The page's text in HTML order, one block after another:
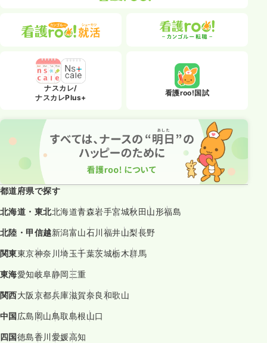
ナスカレ/
ナスカレPlus+
看護roo!国試
都道府県で探す
北海道・東北北海道青森岩手宮城秋田山形福島
北陸・甲信越新潟富山石川福井山梨長野
関東東京神奈川埼玉千葉茨城栃木群馬
東海愛知岐阜静岡三重
関西大阪京都兵庫滋賀奈良和歌山
中国広島岡山鳥取島根山口
四国徳島香川愛媛高知